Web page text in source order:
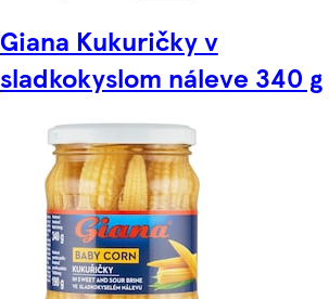
Giana Kukuričky v
sladkokyslom náleve 340 g